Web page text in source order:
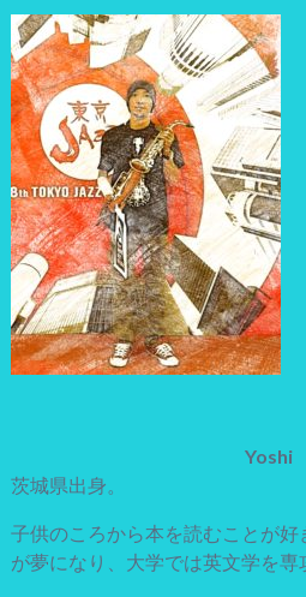
Yoshi
茨城県出身。
子供のころから本を読むことが好
が夢になり、大学では英文学を専